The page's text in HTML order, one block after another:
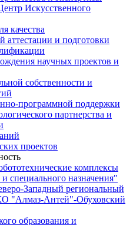
Искусственного
качества
аттестации и подготовки
научных проектов и
собственности и
программной поддержки
партнерства и
проектов
комплексы
специального назначения"
Западный региональный
"Алмаз-Антей"-Обуховский
образования и